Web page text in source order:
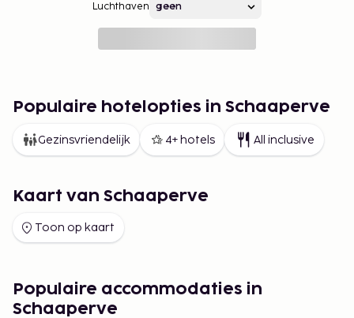
Luchthaven
Populaire hotelopties in Schaaperve
Gezinsvriendelijk 4+ hotels All inclusive
Kaart van Schaaperve
Toon op kaart
Populaire accommodaties in
Schaaperve